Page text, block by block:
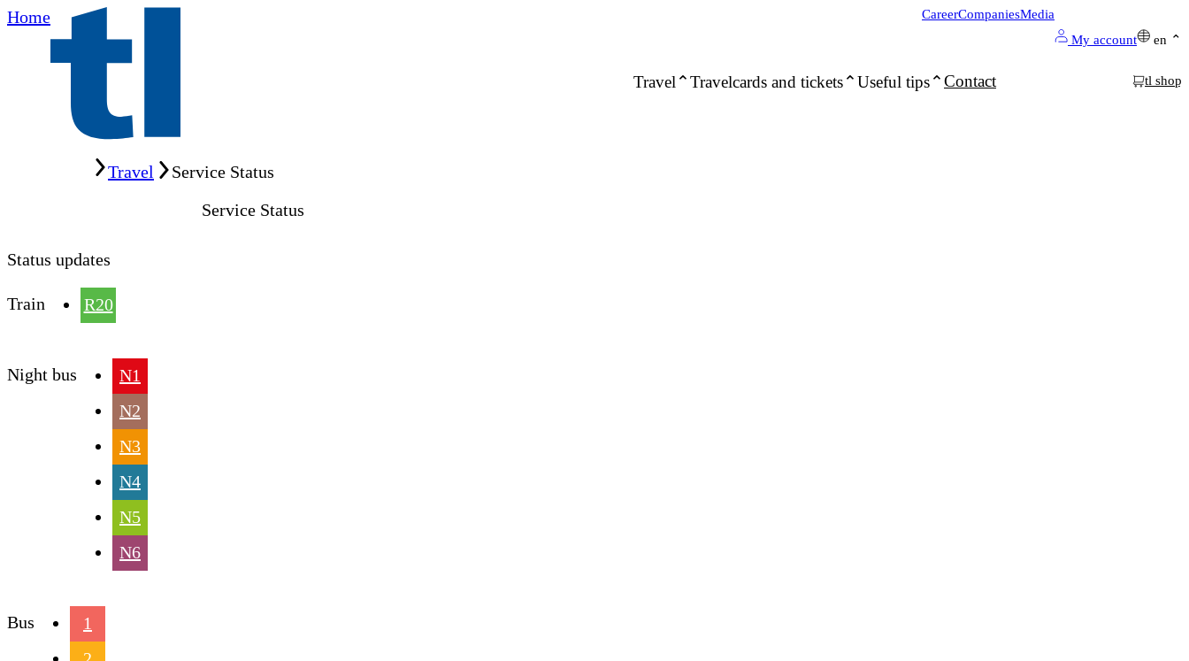
Home
Travel Travelcards and tickets Useful tips Contact
CareerCompaniesMedia
My account
en
tl shop
Travel
Service Status
Service Status
Status updates
Train R20
Night bus
N1
N2
N3
N4
N5
N6
Bus
1